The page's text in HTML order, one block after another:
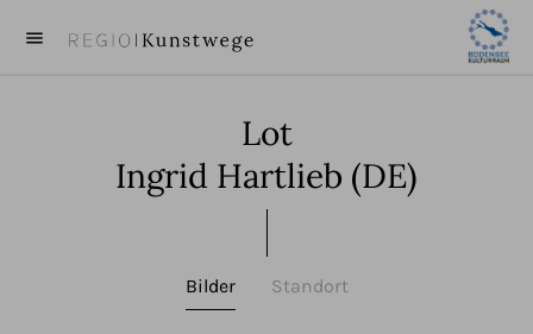
menu
close
KÜNSTLER
BEITRÄGE
Lot
Ingrid Hartlieb (DE)
Bilder Standort